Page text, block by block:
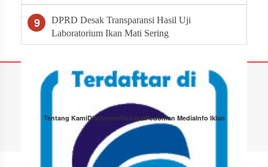
Pembangunan
9
DPRD Desak Transparansi Hasil Uji
Laboratorium Ikan Mati Sering
Tentang KamiDisclaimerRedaksiPedoman MediaInfo Iklan
Copyright © 2026 Tabloid Narasi · All Rights Reserved.